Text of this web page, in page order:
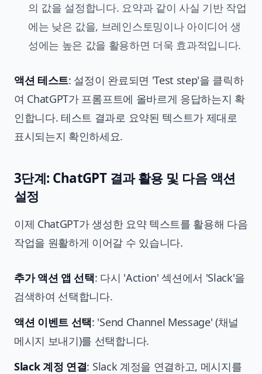
의 값을 설정합니다. 요약과 같이 사실 기반 작업
에는 낮은 값을, 브레인스토밍이나 아이디어 생
성에는 높은 값을 활용하면 더욱 효과적입니다.
액션 테스트: 설정이 완료되면 'Test step'을 클릭하
여 ChatGPT가 프롬프트에 올바르게 응답하는지 확
인합니다. 테스트 결과로 요약된 텍스트가 제대로
표시되는지 확인하세요.
3단계: ChatGPT 결과 활용 및 다음 액션
설정
이제 ChatGPT가 생성한 요약 텍스트를 활용해 다음
작업을 원활하게 이어갈 수 있습니다.
추가 액션 앱 선택: 다시 'Action' 섹션에서 'Slack'을
검색하여 선택합니다.
액션 이벤트 선택: 'Send Channel Message' (채널
메시지 보내기)를 선택합니다.
Slack 계정 연결: Slack 계정을 연결하고, 메시지를